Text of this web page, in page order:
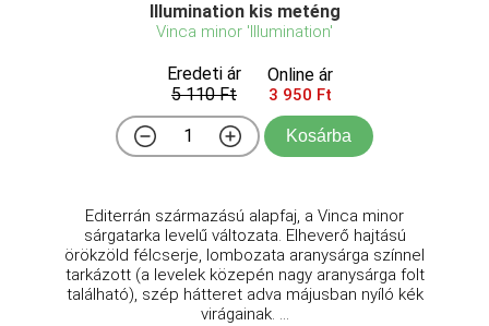
Illumination kis meténg
Vinca minor 'Illumination'
Eredeti ár
5 110 Ft
Online ár
3 950 Ft
Kosárba
Editerrán származású alapfaj, a Vinca minor
sárgatarka levelű változata. Elheverő hajtású
örökzöld félcserje, lombozata aranysárga színnel
tarkázott (a levelek közepén nagy aranysárga folt
található), szép hátteret adva májusban nyíló kék
virágainak. ...